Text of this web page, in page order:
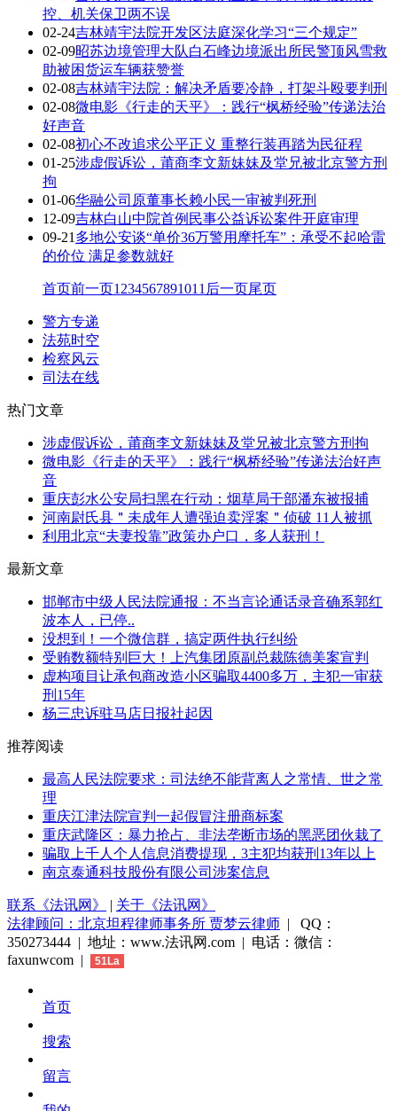
控、机关保卫两不误
02-24吉林靖宇法院开发区法庭深化学习“三个规定”
02-09昭苏边境管理大队白石峰边境派出所民警顶风雪救
助被困货运车辆获赞誉
02-08吉林靖宇法院：解决矛盾要冷静，打架斗殴要判刑
02-08微电影《行走的天平》：践行“枫桥经验”传递法治
好声音
02-08初心不改追求公平正义 重整行装再踏为民征程
01-25涉虚假诉讼，莆商李文新妹妹及堂兄被北京警方刑
拘
01-06华融公司原董事长赖小民一审被判死刑
12-09吉林白山中院首例民事公益诉讼案件开庭审理
09-21 多地公安谈“单价36万警用摩托车”：承受不起哈雷
的价位 满足参数就好
首页前一页1 234567891011 后一页尾页
警方专递
法苑时空
检察风云
司法在线
热门文章
涉虚假诉讼，莆商李文新妹妹及堂兄被北京警方刑拘
微电影《行走的天平》：践行“枫桥经验”传递法治好声
音
重庆彭水公安局扫黑在行动：烟草局干部潘东被报捕
河南尉氏县＂未成年人遭强迫卖淫案＂侦破 11人被抓
利用北京“夫妻投靠”政策办户口，多人获刑！
最新文章
邯郸市中级人民法院通报：不当言论通话录音确系郭红
波本人，已停..
没想到！一个微信群，搞定两件执行纠纷
受贿数额特别巨大！上汽集团原副总裁陈德美案宣判
虚构项目让承包商改造小区骗取4400多万，主犯一审获
刑15年
杨三忠诉驻马店日报社起因
推荐阅读
最高人民法院要求：司法绝不能背离人之常情、世之常
理
重庆江津法院宣判一起假冒注册商标案
重庆武隆区：暴力抢占、非法垄断市场的黑恶团伙栽了
骗取上千人个人信息消费提现，3主犯均获刑13年以上
南京泰通科技股份有限公司涉案信息
联系《法讯网》 | 关于《法讯网》
法律顾问：北京坦程律师事务所 贾梦云律师 | QQ：
350273444 | 地址：www.法讯网.com | 电话：微信：
faxunwcom |
51La
首页
搜索
留言